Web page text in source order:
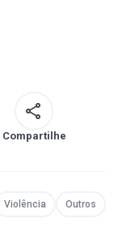
Compartilhe
Violência Outros